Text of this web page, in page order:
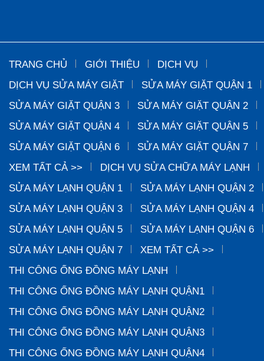
TRANG CHỦ GIỚI THIỆU
DỊCH VỤ
DỊCH VỤ SỬA MÁY GIẶT
SỬA MÁY GIẶT QUẬN 1
SỬA MÁY GIẶT QUẬN 3
SỬA MÁY GIẶT QUẬN 2
SỬA MÁY GIẶT QUẬN 4
SỬA MÁY GIẶT QUẬN 5
SỬA MÁY GIẶT QUẬN 6
SỬA MÁY GIẶT QUẬN 7
XEM TẤT CẢ >>
DỊCH VỤ SỬA CHỮA MÁY LẠNH
SỬA MÁY LẠNH QUẬN 1
SỬA MÁY LẠNH QUẬN 2
SỬA MÁY LẠNH QUẬN 3
SỬA MÁY LẠNH QUẬN 4
SỬA MÁY LẠNH QUẬN 5
SỬA MÁY LẠNH QUẬN 6
SỬA MÁY LẠNH QUẬN 7
XEM TẤT CẢ >>
THI CÔNG ỐNG ĐỒNG MÁY LẠNH
THI CÔNG ỐNG ĐỒNG MÁY LẠNH QUẬN1
THI CÔNG ỐNG ĐỒNG MÁY LẠNH QUẬN2
THI CÔNG ỐNG ĐỒNG MÁY LẠNH QUẬN3
THI CÔNG ỐNG ĐỒNG MÁY LẠNH QUẬN4